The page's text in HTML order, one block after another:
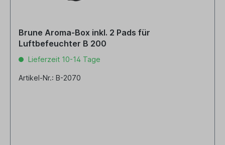
Brune Aroma-Box inkl. 2 Pads für
Luftbefeuchter B 200
Lieferzeit 10-14 Tage
Artikel-Nr.: B-2070